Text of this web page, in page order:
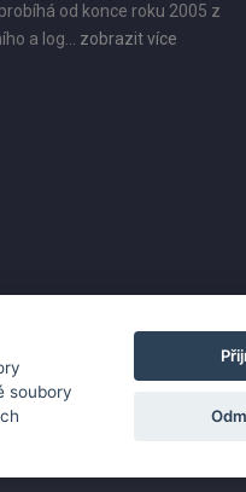
od konce roku 2005 z
a log... zobrazit více
soubory